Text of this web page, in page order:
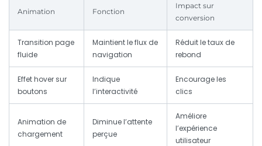
Animation Fonction
Impact sur
conversion
Transition page
fluide
Maintient le flux de
navigation
Réduit le taux de
rebond
Effet hover sur
boutons
Indique
l’interactivité
Encourage les
clics
Animation de
chargement
Diminue l’attente
perçue
Améliore
l’expérience
utilisateur